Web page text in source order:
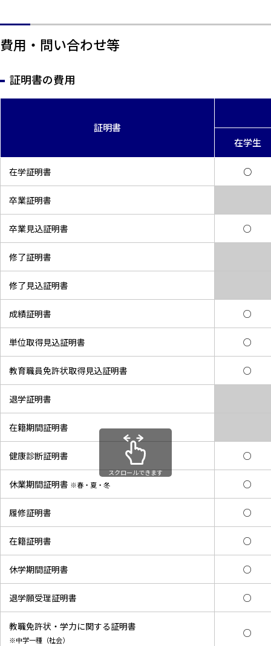
費用・問い合わせ等
証明書の費用
証明書
在学生
在学証明書 ○
卒業証明書
卒業見込証明書 ○
修了証明書
修了見込証明書
成績証明書 ○
単位取得見込証明書 ○
教育職員免許状取得見込証明書 ○
退学証明書
在籍期間証明書
健康診断証明書 ○
休業期間証明書 ※春・夏・冬 ○
履修証明書 ○
在籍証明書 ○
休学期間証明書 ○
退学願受理証明書 ○
教職免許状・学力に関する証明書
※中学一種（社会）
○
スクロールできます